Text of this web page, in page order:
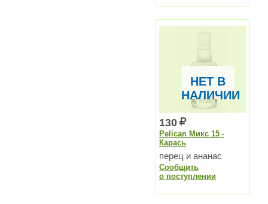
НЕТ В
НАЛИЧИИ
130
Pelican Микс 15 -
Карась
перец и ананас
Сообщить
о поступлении